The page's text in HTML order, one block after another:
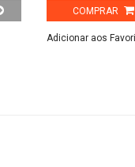
COMPRAR
Adicionar aos